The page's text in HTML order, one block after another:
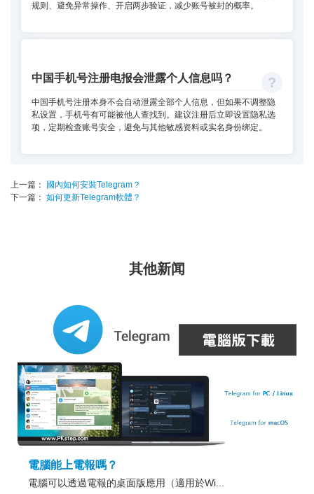
规则、避免异常操作、开启两步验证，减少账号被封的概率。
中国手机号注册电报会泄露个人信息吗？
中国手机号注册本身不会自动泄露全部个人信息，但如果不调整隐
私设置，手机号有可能被他人查找到。建议注册后立即设置隐私选
项，定期检查账号安全，避免与其他敏感资料或实名身份绑定。
上一篇：
國內如何安裝Telegram？
下一篇： 如何更新Telegram軟體？
其他新闻
電腦能上電報嗎？
電腦可以透過電報的桌面版應用（適用於Wi...